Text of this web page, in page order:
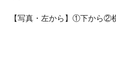
【写真・左から】①下から②